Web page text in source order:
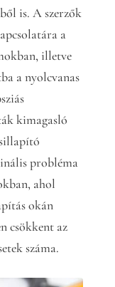
is. A szerzők
a
illetve
a nyolcvanas
kimagasló
probléma
ahol
okán
csökkent az
száma.